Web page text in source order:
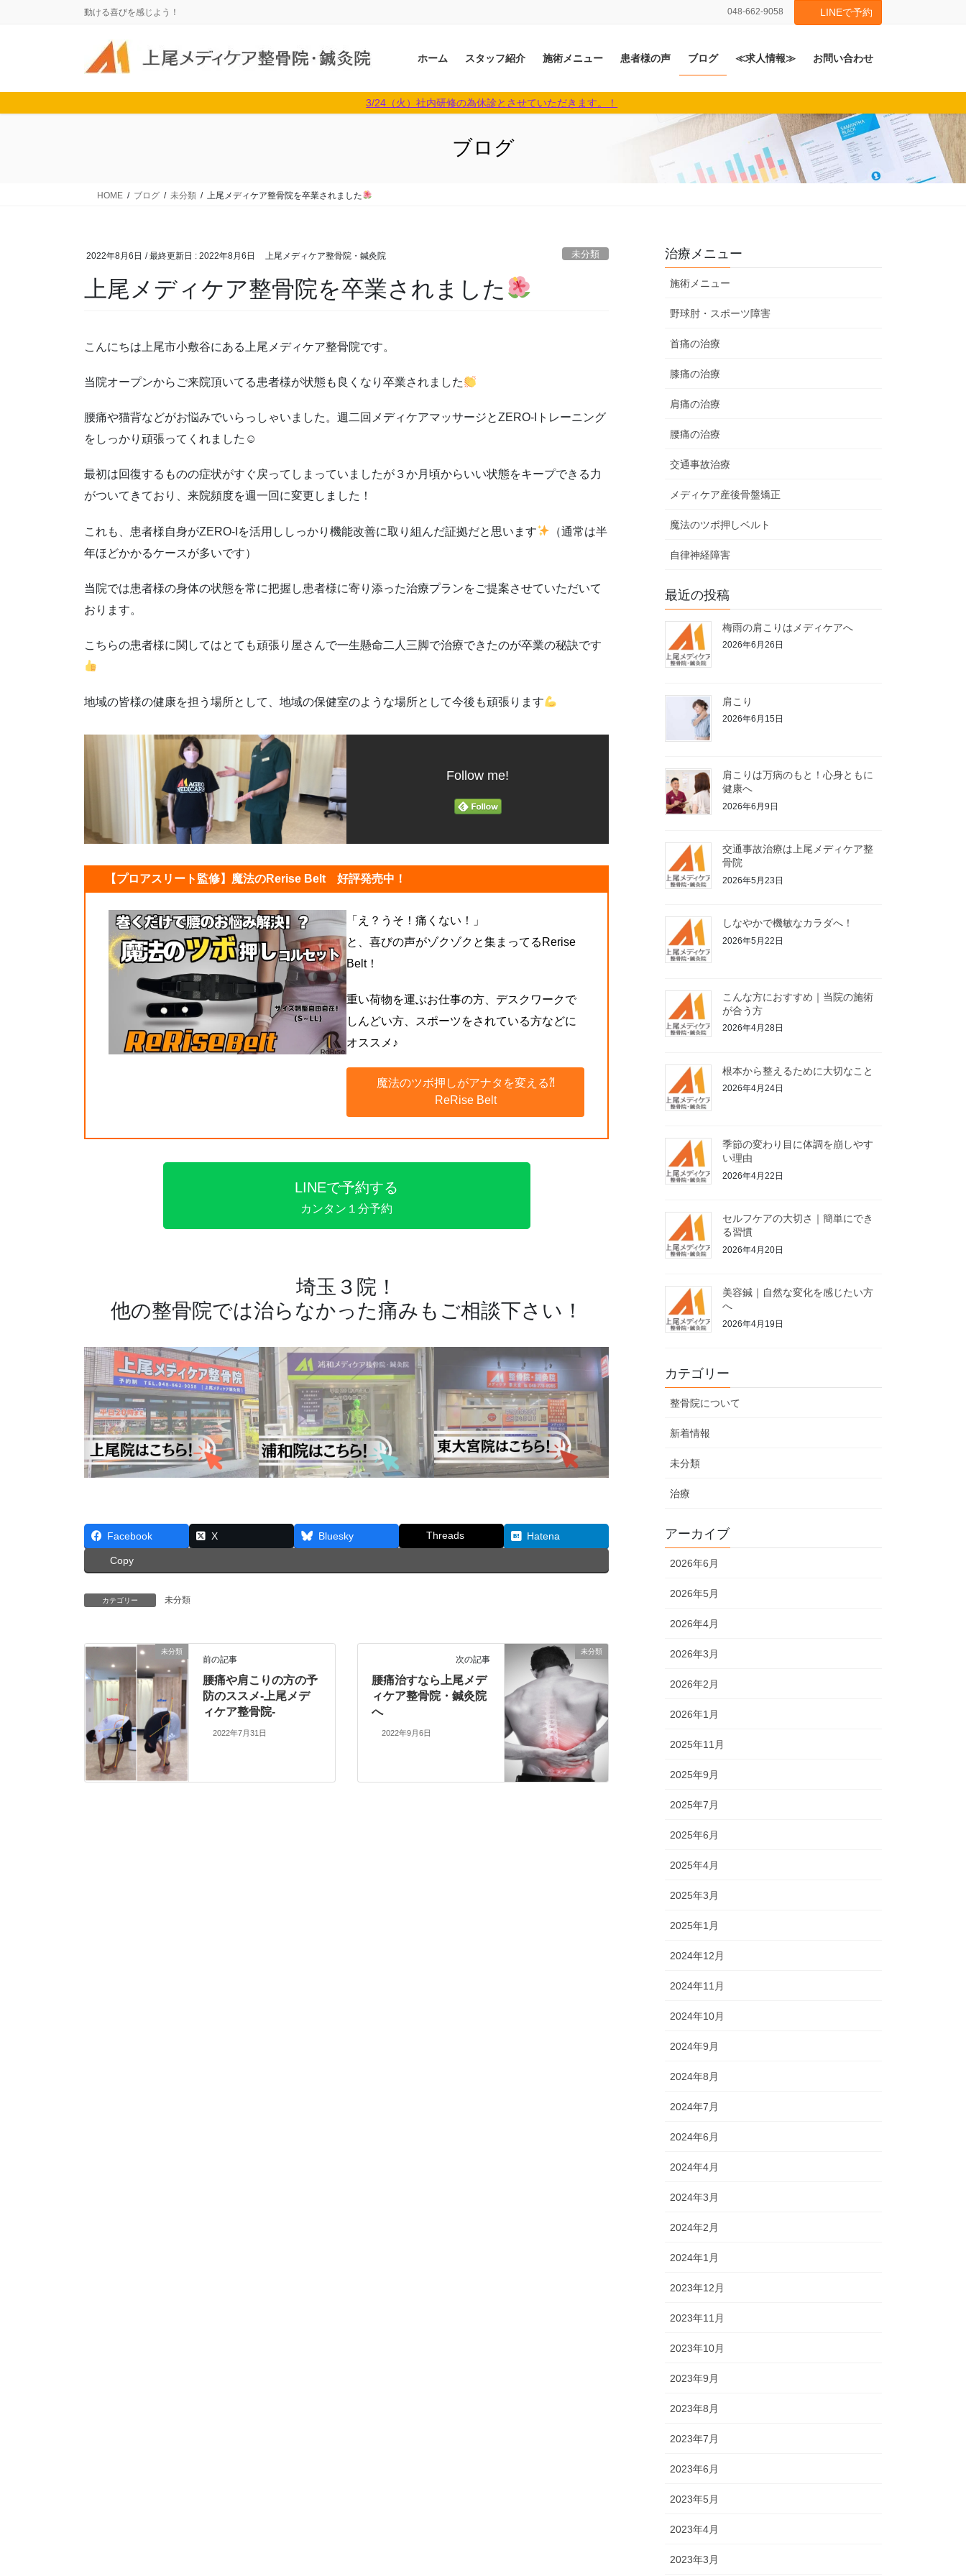
に
移
ョ
ン
動ける喜びを感じよう！ 048-662-9058 LINEで予約
ホーム スタッフ紹介 施術メニュー 患者様の声 ブログ ≪求人情報≫ お問い合わせ
3/24（火）社内研修の為休診とさせていただきます。！
ブログ
HOME ブログ 未分類 上尾メディケア整骨院を卒業されました
2022年8月6日 / 最終更新日 : 2022年8月6日 上尾メディケア整骨院・鍼灸院 未分類
上尾メディケア整骨院を卒業されました
こんにちは上尾市小敷谷にある上尾メディケア整骨院です。
当院オープンからご来院頂いてる患者様が状態も良くなり卒業されました
腰痛や猫背などがお悩みでいらっしゃいました。週二回メディケアマッサージとZERO-Iトレーニング
をしっかり頑張ってくれました☺
最初は回復するものの症状がすぐ戻ってしまっていましたが３か月頃からいい状態をキープできる力
がついてきており、来院頻度を週一回に変更しました！
これも、患者様自身がZERO-Iを活用ししっかり機能改善に取り組んだ証拠だと思います
（通常は半
年ほどかかるケースが多いです）
当院では患者様の身体の状態を常に把握し患者様に寄り添った治療プランをご提案させていただいて
おります。
こちらの患者様に関してはとても頑張り屋さんで一生懸命二人三脚で治療できたのが卒業の秘訣です
地域の皆様の健康を担う場所として、地域の保健室のような場所として今後も頑張ります
Follow me!
【プロアスリート監修】魔法のRerise Belt 好評発売中！
「え？うそ！痛くない！」
と、喜びの声がゾクゾクと集まってるRerise
Belt！
重い荷物を運ぶお仕事の方、デスクワークで
しんどい方、スポーツをされている方などに
オススメ♪
魔法のツボ押しがアナタを変える⁈
ReRise Belt
LINEで予約する
カンタン１分予約
埼玉３院！
他の整骨院では治らなかった痛みもご相談下さい！
Facebook X Bluesky Threads Hatena
Copy
カテゴリー 未分類
未分類
前の記事
腰痛や肩こりの方の予
防のススメ‐上尾メデ
ィケア整骨院-
2022年7月31日
未分類
次の記事
腰痛治すなら上尾メデ
ィケア整骨院・鍼灸院
へ
2022年9月6日
治療メニュー
施術メニュー
野球肘・スポーツ障害
首痛の治療
膝痛の治療
肩痛の治療
腰痛の治療
交通事故治療
メディケア産後骨盤矯正
魔法のツボ押しベルト
自律神経障害
最近の投稿
梅雨の肩こりはメディケアへ
2026年6月26日
肩こり
2026年6月15日
肩こりは万病のもと！心身ともに
健康へ
2026年6月9日
交通事故治療は上尾メディケア整
骨院
2026年5月23日
しなやかで機敏なカラダへ！
2026年5月22日
こんな方におすすめ｜当院の施術
が合う方
2026年4月28日
根本から整えるために大切なこと
2026年4月24日
季節の変わり目に体調を崩しやす
い理由
2026年4月22日
セルフケアの大切さ｜簡単にでき
る習慣
2026年4月20日
美容鍼｜自然な変化を感じたい方
へ
2026年4月19日
カテゴリー
整骨院について
新着情報
未分類
治療
アーカイブ
2026年6月
2026年5月
2026年4月
2026年3月
2026年2月
2026年1月
2025年11月
2025年9月
2025年7月
2025年6月
2025年4月
2025年3月
2025年1月
2024年12月
2024年11月
2024年10月
2024年9月
2024年8月
2024年7月
2024年6月
2024年4月
2024年3月
2024年2月
2024年1月
2023年12月
2023年11月
2023年10月
2023年9月
2023年8月
2023年7月
2023年6月
2023年5月
2023年4月
2023年3月